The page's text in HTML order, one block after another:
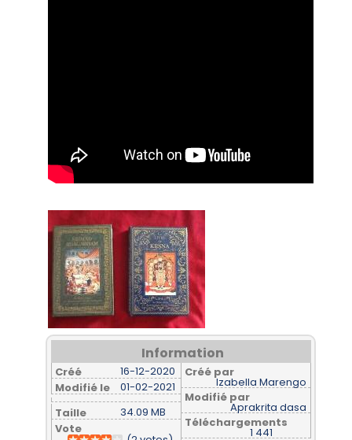
Information
Créé
16-12-2020
Modifié le
01-02-2021
Taille
34.09 MB
Vote
Créé par
Izabella Marengo
Modifié par
Aprakrita dasa
Téléchargements
1 441